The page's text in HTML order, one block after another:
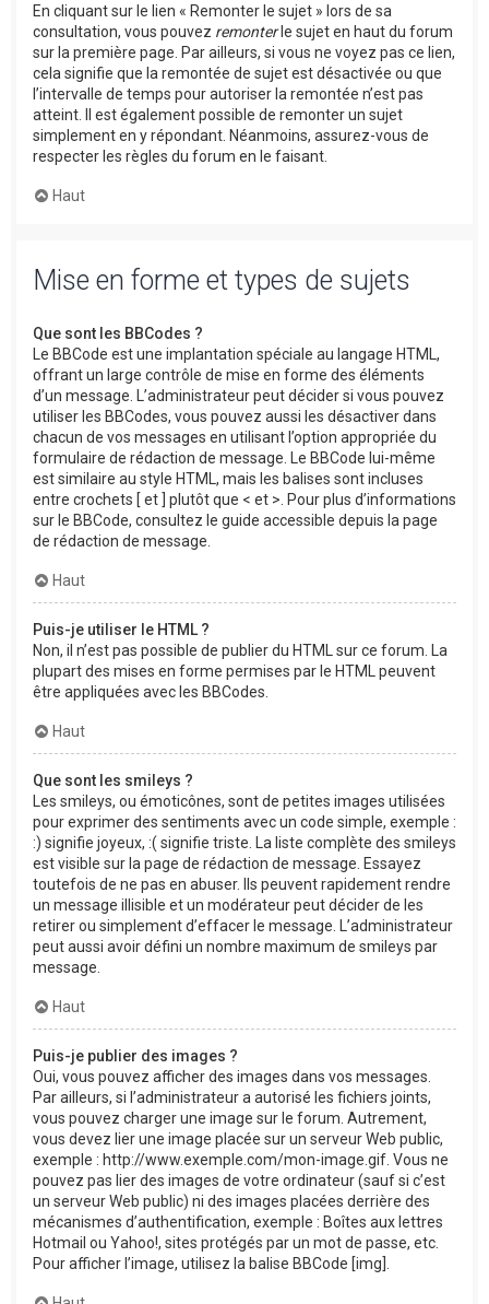
En cliquant sur le lien « Remonter le sujet » lors de sa
consultation, vous pouvez remonterle sujet en haut du forum
sur la première page. Par ailleurs, si vous ne voyez pas ce lien,
cela signifie que la remontée de sujet est désactivée ou que
l’intervalle de temps pour autoriser la remontée n’est pas
atteint. Il est également possible de remonter un sujet
simplement en y répondant. Néanmoins, assurez-vous de
respecter les règles du forum en le faisant.
Haut
Mise en forme et types de sujets
Que sont les BBCodes ?
Le BBCode est une implantation spéciale au langage HTML,
offrant un large contrôle de mise en forme des éléments
d’un message. L’administrateur peut décider si vous pouvez
utiliser les BBCodes, vous pouvez aussi les désactiver dans
chacun de vos messages en utilisant l’option appropriée du
formulaire de rédaction de message. Le BBCode lui-même
est similaire au style HTML, mais les balises sont incluses
entre crochets [ et ] plutôt que < et >. Pour plus d’informations
sur le BBCode, consultez le guide accessible depuis la page
de rédaction de message.
Haut
Puis-je utiliser le HTML ?
Non, il n’est pas possible de publier du HTML sur ce forum. La
plupart des mises en forme permises par le HTML peuvent
être appliquées avec les BBCodes.
Haut
Que sont les smileys ?
Les smileys, ou émoticônes, sont de petites images utilisées
pour exprimer des sentiments avec un code simple, exemple :
:) signifie joyeux, :( signifie triste. La liste complète des smileys
est visible sur la page de rédaction de message. Essayez
toutefois de ne pas en abuser. Ils peuvent rapidement rendre
un message illisible et un modérateur peut décider de les
retirer ou simplement d’effacer le message. L’administrateur
peut aussi avoir défini un nombre maximum de smileys par
message.
Haut
Puis-je publier des images ?
Oui, vous pouvez afficher des images dans vos messages.
Par ailleurs, si l’administrateur a autorisé les fichiers joints,
vous pouvez charger une image sur le forum. Autrement,
vous devez lier une image placée sur un serveur Web public,
exemple : http://www.exemple.com/mon-image.gif. Vous ne
pouvez pas lier des images de votre ordinateur (sauf si c’est
un serveur Web public) ni des images placées derrière des
mécanismes d’authentification, exemple : Boîtes aux lettres
Hotmail ou Yahoo!, sites protégés par un mot de passe, etc.
Pour afficher l’image, utilisez la balise BBCode [img].